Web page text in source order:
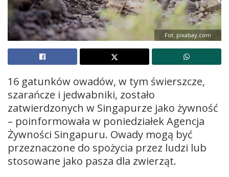
Fot. pixabay.com
16 gatunków owadów, w tym świerszcze,
szarańcze i jedwabniki, zostało
zatwierdzonych w Singapurze jako żywność
– poinformowała w poniedziałek Agencja
Żywności Singapuru. Owady mogą być
przeznaczone do spożycia przez ludzi lub
stosowane jako pasza dla zwierząt.